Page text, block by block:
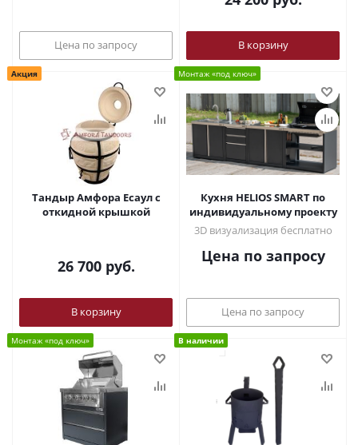
Цена по запросу В корзину
Акция
Тандыр Амфора Есаул c
откидной крышкой
26 700руб.
В корзину
Монтаж «под ключ»
Кухня HELIOS SMART по
индивидуальному проекту
3D визуализация бесплатно
Цена по запросу
Цена по запросу
Монтаж «под ключ» В наличии